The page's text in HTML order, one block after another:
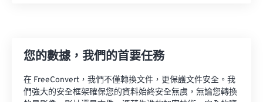
您的數據，我們的首要任務
在 FreeConvert，我們不僅轉換文件，更保護文件安全。我
們強大的安全框架確保您的資料始終安全無虞，無論您轉換